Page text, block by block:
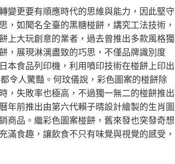
變更要有順應時代的思維與能力，因此堅守
，如聞名全臺的黑糖椪餅，講究工法技術，
上大玩創意的業者，過去曾推出多款風格獨
，展現淋漓盡致的巧思，不僅品牌識別度
本食品列印機，利用噴印技術在椪餅上印出
令人驚豔。何玟儀說，彩色圖案的椪餅除
，失敗率也極高，不過獨一無二的椪餅推出
年前推出由第六代賴子晴設計繪製的生肖圖
商品。繼彩色圖案椪餅，舊來發也突發奇想
滿食趣，讓飲食不只有味覺與視覺的感受，